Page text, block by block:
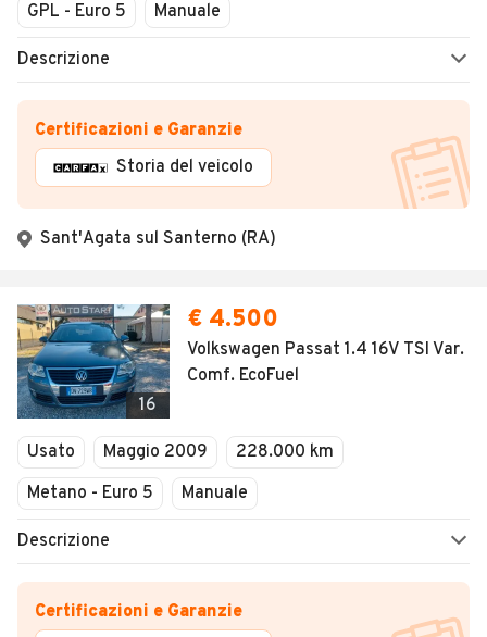
GPL - Euro 5
Manuale
Descrizione
Certificazioni e Garanzie
Storia del veicolo
Sant'Agata sul Santerno (RA)
16
€ 4.500
Volkswagen Passat 1.4 16V TSI Var.
Comf. EcoFuel
Usato Maggio 2009
228.000 km
Metano - Euro 5
Manuale
Descrizione
Certificazioni e Garanzie